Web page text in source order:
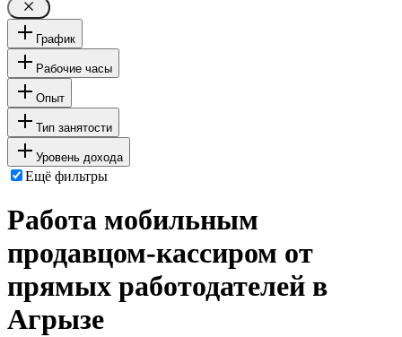
График
Рабочие часы
Опыт
Тип занятости
Уровень дохода
Ещё фильтры
Работа мобильным
продавцом-кассиром от
прямых работодателей в
Агрызе